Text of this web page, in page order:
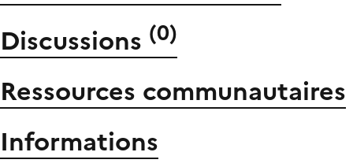
Discussions (0)
Ressources communautaires
Informations